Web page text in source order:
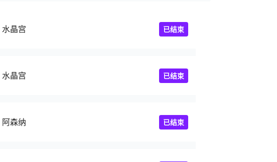
水晶宫 已结束
水晶宫 已结束
阿森纳 已结束